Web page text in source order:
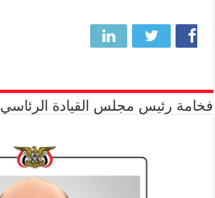
فخامة رئيس مجلس القيادة الرئاسي